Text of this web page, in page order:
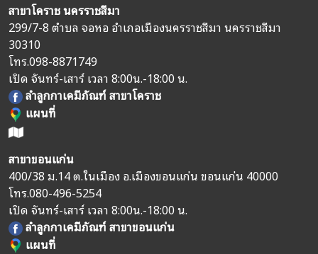
สาขาโคราช นครราชสีมา
299/7-8 ตำบล จอหอ อำเภอเมืองนครราชสีมา นครราชสีมา
30310
โทร.098-8871749
เปิด จันทร์-เสาร์ เวลา 8:00น.-18:00 น.
ลำลูกกาเคมีภัณฑ์ สาขาโคราช
แผนที่
สาขาขอนแก่น
400/38 ม.14 ต.ในเมือง อ.เมืองขอนแก่น ขอนแก่น 40000
โทร.080-496-5254
เปิด จันทร์-เสาร์ เวลา 8:00น.-18:00 น.
ลำลูกกาเคมีภัณฑ์ สาขาขอนแก่น
แผนที่